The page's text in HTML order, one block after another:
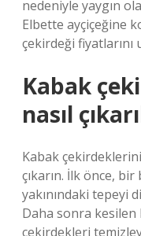
nedeniyle yaygın
Elbette ayçiçeğine
çekirdeği
Kabak
nasıl
Kabak
çıkarın. İlk önce, bir
yakınındaki tepeyi
Daha sonra kesilen
çekirdekleri